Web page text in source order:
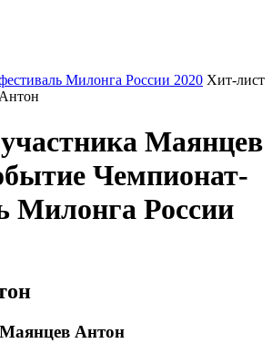
Милонга России 2020 Хит-лист
Маянцев
Чемпионат-
Милонга России
Антон